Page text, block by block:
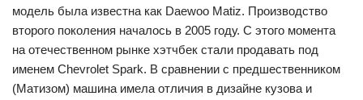
модель была известна как Daewoo Matiz. Производство
второго поколения началось в 2005 году. С этого момента
на отечественном рынке хэтчбек стали продавать под
именем Chevrolet Spark. В сравнении с предшественником
(Матизом) машина имела отличия в дизайне кузова и